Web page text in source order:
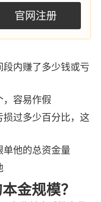
官网注册
内赚了多少钱或亏
，容易作假
损过多少百分比，这
单他的总资金量
金规模？